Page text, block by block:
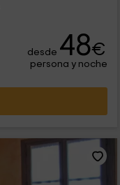
desde 48€
persona y noche